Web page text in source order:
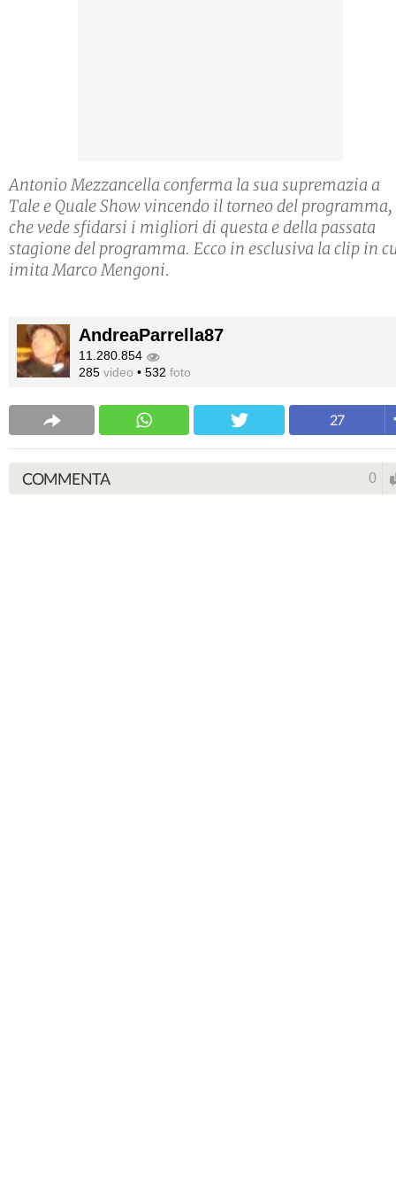
Antonio Mezzancella conferma la sua supremazia a
Tale e Quale Show vincendo il torneo del programma,
che vede sfidarsi i migliori di questa e della passata
stagione del programma. Ecco in esclusiva la clip in
imita Marco Mengoni.
AndreaParrella87
11.280.854
285 video • 532 foto
27
COMMENTA 0